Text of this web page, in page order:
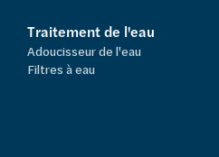
Traitement de l'eau
Adoucisseur de l'eau
Filtres à eau